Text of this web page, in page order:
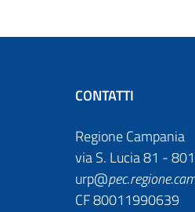
CONTATTI
Regione Campania
via S. Lucia 81 -
urp@pec.
CF 80011990639